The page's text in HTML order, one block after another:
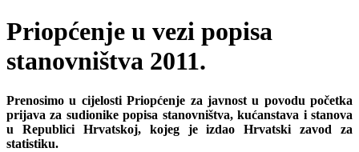
Priopćenje u vezi popisa
stanovništva 2011.
Prenosimo u cijelosti Priopćenje za javnost u povodu početka
prijava za sudionike popisa stanovništva, kućanstava i stanova
u Republici Hrvatskoj, kojeg je izdao Hrvatski zavod za
statistiku.